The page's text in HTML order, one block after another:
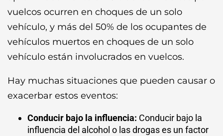
vuelcos ocurren en choques de un solo
vehículo, y más del 50% de los ocupantes de
vehículos muertos en choques de un solo
vehículo están involucrados en vuelcos.
Hay muchas situaciones que pueden causar o
exacerbar estos eventos:
Conducir bajo la influencia: Conducir bajo la
influencia del alcohol o las drogas es un factor